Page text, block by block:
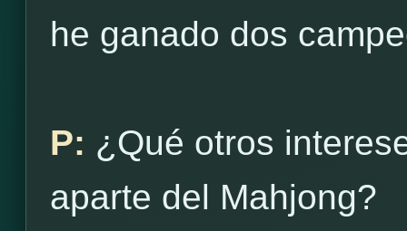
he ganado dos
P: ¿Qué otros
aparte del Mahjong?